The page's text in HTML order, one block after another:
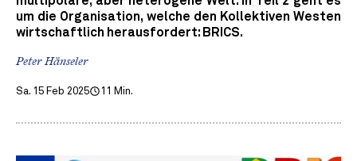
um die Organisation, welche den Kollektiven Westen
wirtschaftlich herausfordert: BRICS.
Peter Hänseler
Sa. 15 Feb 2025 11 Min.